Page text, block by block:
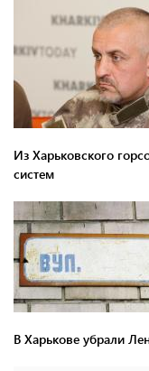
Из Харьковского
систем
В Харькове убрали